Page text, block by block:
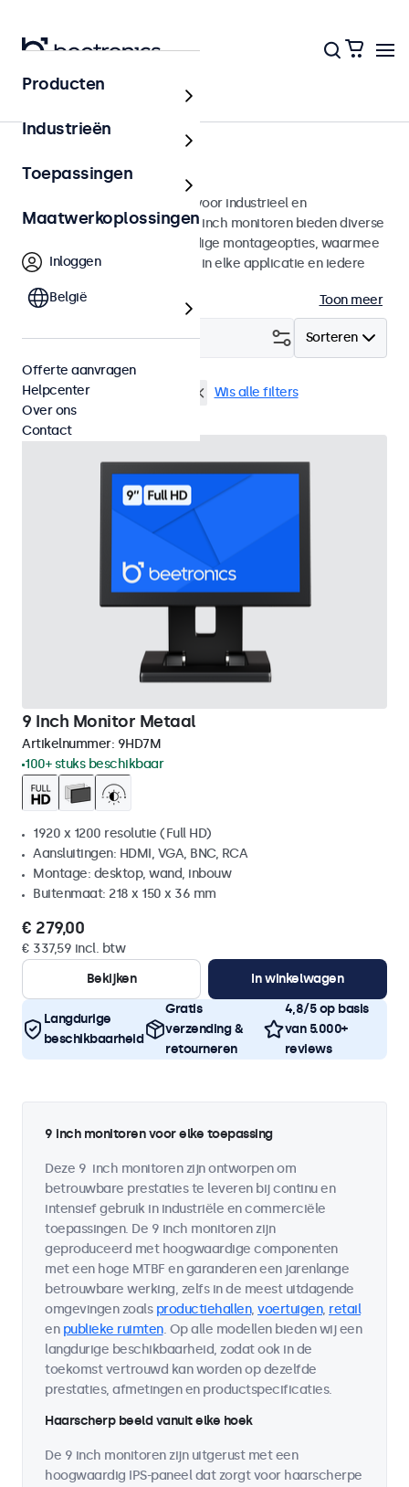
Monitoren
9 inch monitoren
9 inch monitoren ontworpen voor industrieel en
commercieel gebruik. Deze 9 inch monitoren bieden diverse
videoaansluitingen en veelzijdige montageopties, waarmee
ze naadloos te integreren zijn in elke applicatie en iedere
Toon meer
Sorteren
Filter (1)
9 inch monitoren Wis alle filters
9 Inch Monitor Metaal
Artikelnummer: 9HD7M
100+ stuks beschikbaar
1920 x 1200 resolutie (Full HD)
Aansluitingen: HDMI, VGA, BNC, RCA
Montage: desktop, wand, inbouw
Buitenmaat: 218 x 150 x 36 mm
€ 279,00
€ 337,59 incl. btw
Bekijken
In winkelwagen
Langdurige
beschikbaarheid
Gratis
verzending &
retourneren
4,8/5 op basis
van 5.000+
reviews
9 inch monitoren voor elke toepassing
Deze 9 inch monitoren zijn ontworpen om
betrouwbare prestaties te leveren bij continu en
intensief gebruik in industriële en commerciële
toepassingen. De 9 inch monitoren zijn
geproduceerd met hoogwaardige componenten
met een hoge MTBF en garanderen een jarenlange
betrouwbare werking, zelfs in de meest uitdagende
omgevingen zoals productiehallen, voertuigen, retail
en publieke ruimten. Op alle modellen bieden wij een
langdurige beschikbaarheid, zodat ook in de
toekomst vertrouwd kan worden op dezelfde
prestaties, afmetingen en productspecificaties.
Haarscherp beeld vanuit elke hoek
De 9 inch monitoren zijn uitgerust met een
hoogwaardig IPS-paneel dat zorgt voor haarscherpe
Producten
Industrieën
Toepassingen
Maatwerkoplossingen
Inloggen
België
Offerte aanvragen
Helpcenter
Over ons
Contact